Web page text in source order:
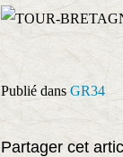
Publié dans GR34
Partager cet